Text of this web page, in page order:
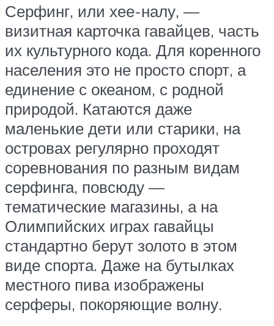
Серфинг, или хее-налу, —
визитная карточка гавайцев, часть
их культурного кода. Для коренного
населения это не просто спорт, а
единение с океаном, с родной
природой. Катаются даже
маленькие дети или старики, на
островах регулярно проходят
соревнования по разным видам
серфинга, повсюду —
тематические магазины, а на
Олимпийских играх гавайцы
стандартно берут золото в этом
виде спорта. Даже на бутылках
местного пива изображены
серферы, покоряющие волну.